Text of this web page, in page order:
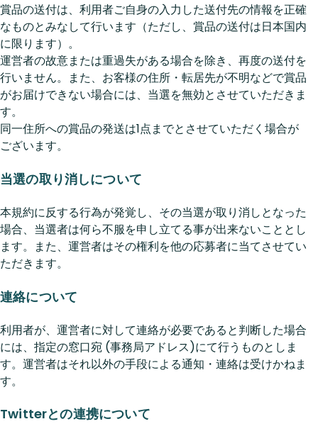
賞品の送付は、利用者ご自身の入力した送付先の情報を正確
なものとみなして行います（ただし、賞品の送付は日本国内
に限ります）。
運営者の故意または重過失がある場合を除き、再度の送付を
行いません。また、お客様の住所・転居先が不明などで賞品
がお届けできない場合には、当選を無効とさせていただきま
す。
同一住所への賞品の発送は1点までとさせていただく場合が
ございます。
当選の取り消しについて
本規約に反する行為が発覚し、その当選が取り消しとなった
場合、当選者は何ら不服を申し立てる事が出来ないこととし
ます。また、運営者はその権利を他の応募者に当てさせてい
ただきます。
連絡について
利用者が、運営者に対して連絡が必要であると判断した場合
には、指定の窓口宛 (事務局アドレス)にて行うものとしま
す。運営者はそれ以外の手段による通知・連絡は受けかねま
す。
Twitterとの連携について